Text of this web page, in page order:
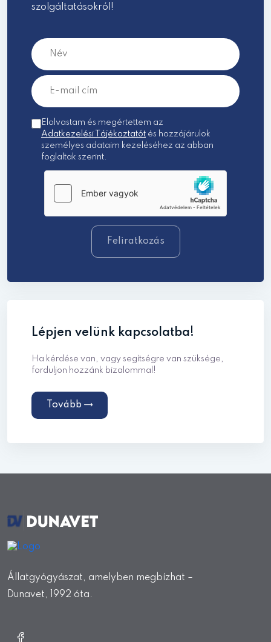
szolgáltatásokról!
Elolvastam és megértettem az
Adatkezelési Tájékoztatót és hozzájárulok
személyes adataim kezeléséhez az abban
foglaltak szerint.
Feliratkozás
Lépjen velünk kapcsolatba!
Ha kérdése van, vagy segítségre van szüksége,
forduljon hozzánk bizalommal!
Tovább
Állatgyógyászat, amelyben megbízhat –
Dunavet, 1992 óta.